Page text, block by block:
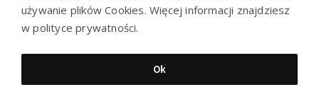
Dziękujemy za wizytę - Nasz-styl.pl © 2022
używanie plików Cookies. Więcej informacji znajdziesz
w polityce prywatności.
Ok